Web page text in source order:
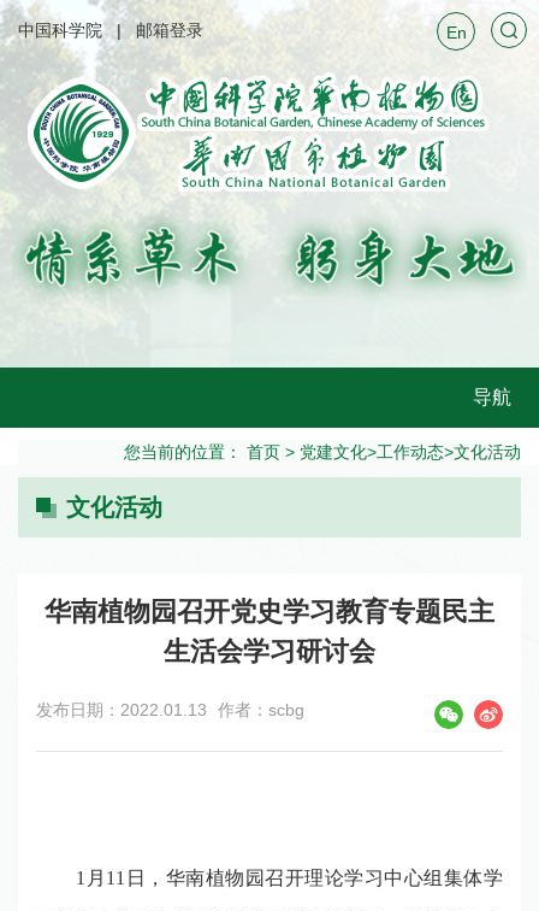
中国科学院 邮箱登录 En
导航
您当前的位置： 首页 > 党建文化>工作动态>文化活动
文化活动
华南植物园召开党史学习教育专题民主
生活会学习研讨会
发布日期：2022.01.13 作者：scbg
1 月 11 日，华南植物园召开理论学习中心组集体学